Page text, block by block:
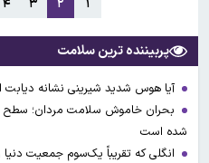
۱ ۲ ۳ ۴
پربیننده ترین سلامت
آیا هوس شدید شیرینی نشانه
شده است
انگلی که تقریباً یک‌سوم جمعیت دنیا